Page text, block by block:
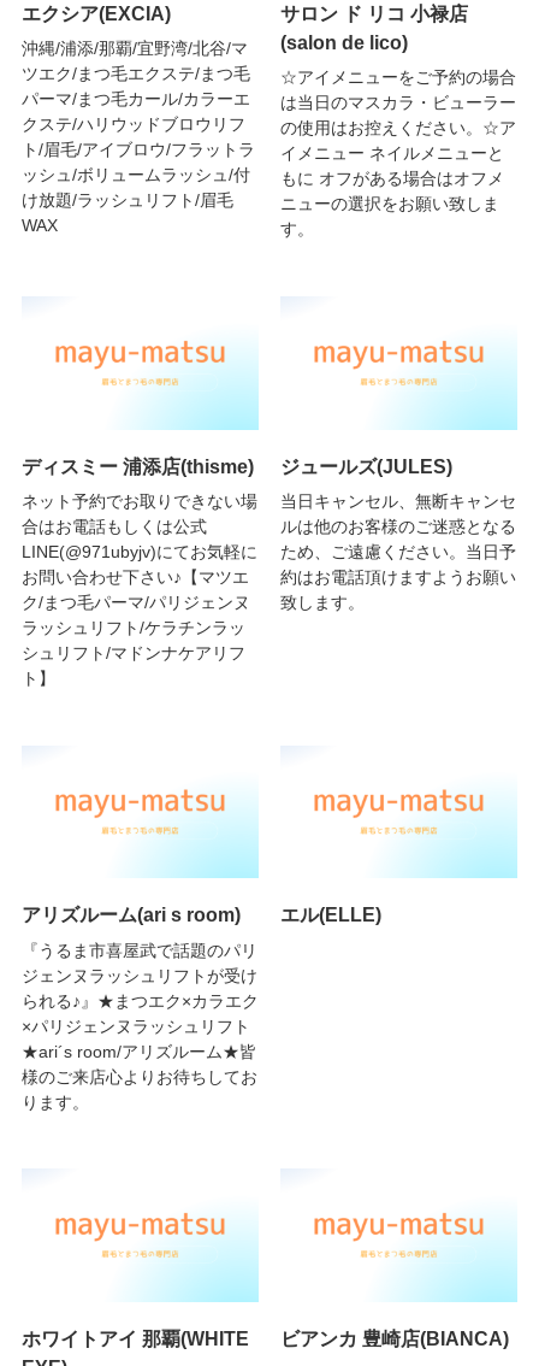
エクシア(EXCIA)
沖縄/浦添/那覇/宜野湾/北谷/マ
ツエク/まつ毛エクステ/まつ毛
パーマ/まつ毛カール/カラーエ
クステ/ハリウッドブロウリフ
ト/眉毛/アイブロウ/フラットラ
ッシュ/ボリュームラッシュ/付
け放題/ラッシュリフト/眉毛
WAX
サロン ド リコ 小禄店
(salon de lico)
☆アイメニューをご予約の場合
は当日のマスカラ・ビューラー
の使用はお控えください。☆ア
イメニュー ネイルメニューと
もに オフがある場合はオフメ
ニューの選択をお願い致しま
す。
ディスミー 浦添店(thisme)
ネット予約でお取りできない場
合はお電話もしくは公式
LINE(@971ubyjv)にてお気軽に
お問い合わせ下さい♪【マツエ
ク/まつ毛パーマ/パリジェンヌ
ラッシュリフト/ケラチンラッ
シュリフト/マドンナケアリフ
ト】
ジュールズ(JULES)
当日キャンセル、無断キャンセ
ルは他のお客様のご迷惑となる
ため、ご遠慮ください。当日予
約はお電話頂けますようお願い
致します。
アリズルーム(ari s room)
『うるま市喜屋武で話題のパリ
ジェンヌラッシュリフトが受け
られる♪』★まつエク×カラエク
×パリジェンヌラッシュリフト
★ari´s room/アリズルーム★皆
様のご来店心よりお待ちしてお
ります。
エル(ELLE)
ホワイトアイ 那覇(WHITE
ビアンカ 豊崎店(BIANCA)